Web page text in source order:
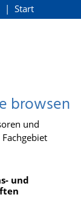
Start
browsen
und
und